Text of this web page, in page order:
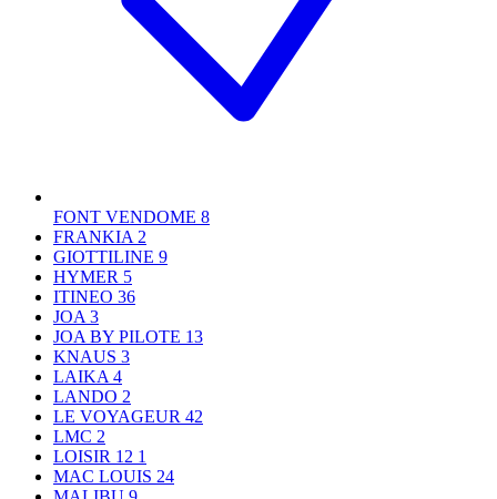
FONT VENDOME 8
FRANKIA 2
GIOTTILINE 9
HYMER 5
ITINEO 36
JOA 3
JOA BY PILOTE 13
KNAUS 3
LAIKA 4
LANDO 2
LE VOYAGEUR 42
LMC 2
LOISIR 12 1
MAC LOUIS 24